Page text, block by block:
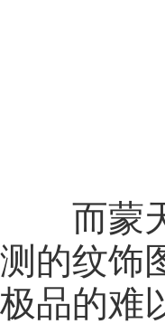
而蒙
测的纹饰
极品的难